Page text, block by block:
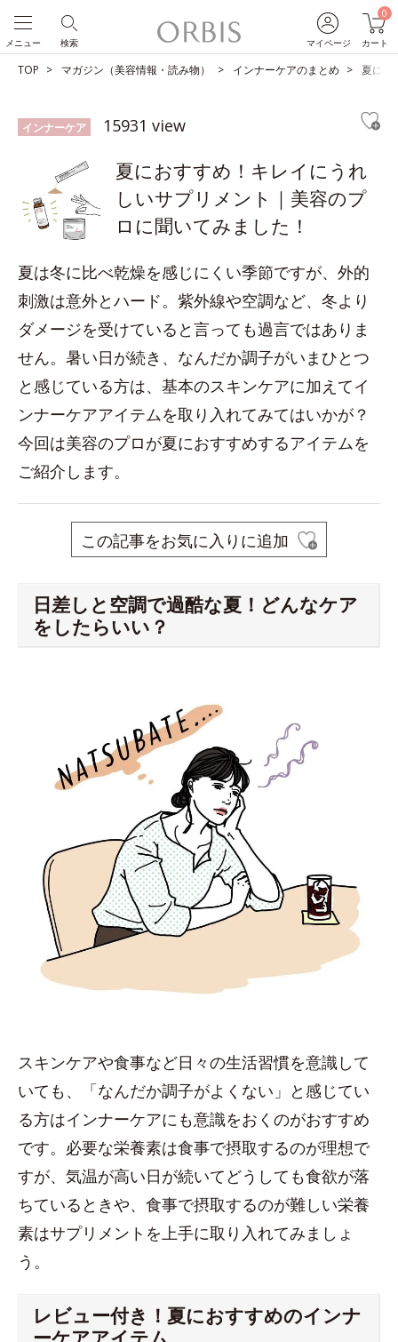
マイページ
0
カート
検索
メニュー
TOP マガジン（美容情報・読み物） インナーケアのまとめ 夏にお
インナーケア 15931 view
夏におすすめ！キレイにうれ
しいサプリメント｜美容のプ
ロに聞いてみました！
夏は冬に比べ乾燥を感じにくい季節ですが、外的
刺激は意外とハード。紫外線や空調など、冬より
ダメージを受けていると言っても過言ではありま
せん。暑い日が続き、なんだか調子がいまひとつ
と感じている方は、基本のスキンケアに加えてイ
ンナーケアアイテムを取り入れてみてはいかが？
今回は美容のプロが夏におすすめするアイテムを
ご紹介します。
この記事をお気に入りに追加
日差しと空調で過酷な夏！どんなケア
をしたらいい？
スキンケアや食事など日々の生活習慣を意識して
いても、「なんだか調子がよくない」と感じてい
る方はインナーケアにも意識をおくのがおすすめ
です。必要な栄養素は食事で摂取するのが理想で
すが、気温が高い日が続いてどうしても食欲が落
ちているときや、食事で摂取するのが難しい栄養
素はサプリメントを上手に取り入れてみましょ
う。
レビュー付き！夏におすすめのインナ